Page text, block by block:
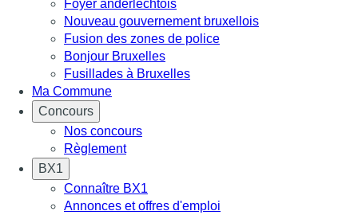
Foyer anderlechtois
Nouveau gouvernement bruxellois
Fusion des zones de police
Bonjour Bruxelles
Fusillades à Bruxelles
Ma Commune
Concours
Nos concours
Règlement
BX1
Connaître BX1
Annonces et offres d'emploi